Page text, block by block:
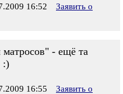
16:52
Заявить о
- ещё та
:)
16:55
Заявить о